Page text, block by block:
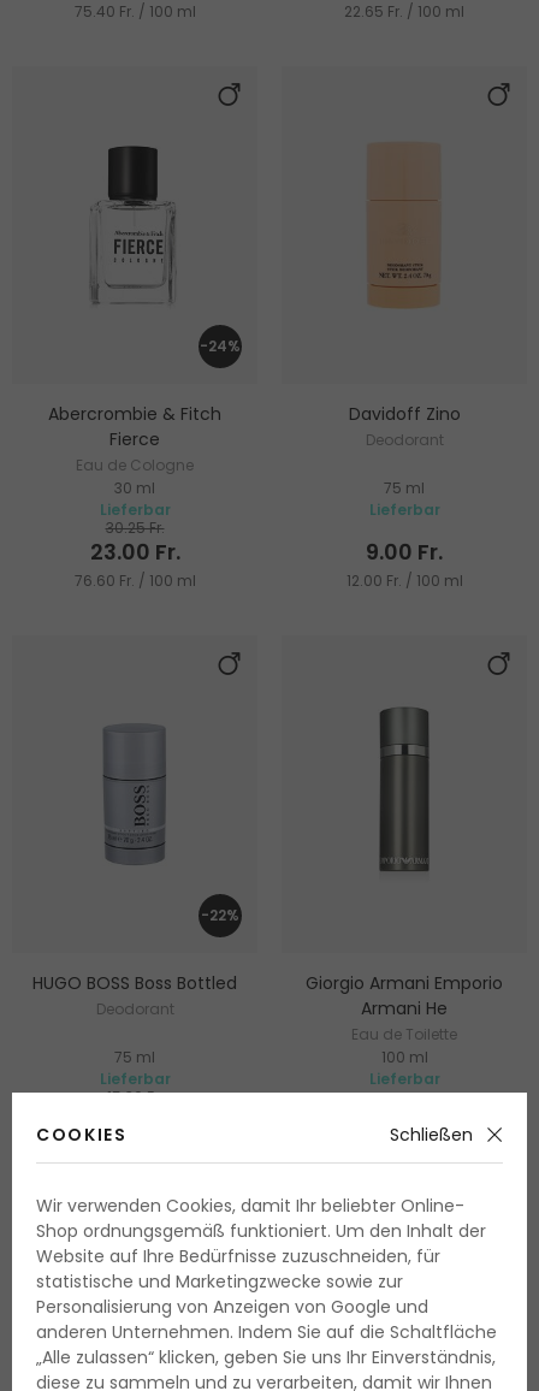
75.40 Fr. / 100 ml 22.65 Fr. / 100 ml
-24%
Abercrombie & Fitch
Fierce
Eau de Cologne
30 ml
Lieferbar
30.25 Fr.
23.00 Fr.
76.60 Fr. / 100 ml
Davidoff Zino
Deodorant
75 ml
Lieferbar
9.00 Fr.
12.00 Fr. / 100 ml
-22%
HUGO BOSS Boss Bottled
Deodorant
75 ml
Lieferbar
15.30 Fr.
11.95 Fr.
Giorgio Armani Emporio
Armani He
Eau de Toilette
100 ml
Lieferbar
80.90 Fr.
COOKIES Schließen
Wir verwenden Cookies, damit Ihr beliebter Online-
Shop ordnungsgemäß funktioniert. Um den Inhalt der
Website auf Ihre Bedürfnisse zuzuschneiden, für
statistische und Marketingzwecke sowie zur
Personalisierung von Anzeigen von Google und
anderen Unternehmen. Indem Sie auf die Schaltfläche
„Alle zulassen“ klicken, geben Sie uns Ihr Einverständnis,
diese zu sammeln und zu verarbeiten, damit wir Ihnen